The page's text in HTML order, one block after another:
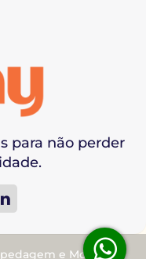
para não perder
e Moradia.